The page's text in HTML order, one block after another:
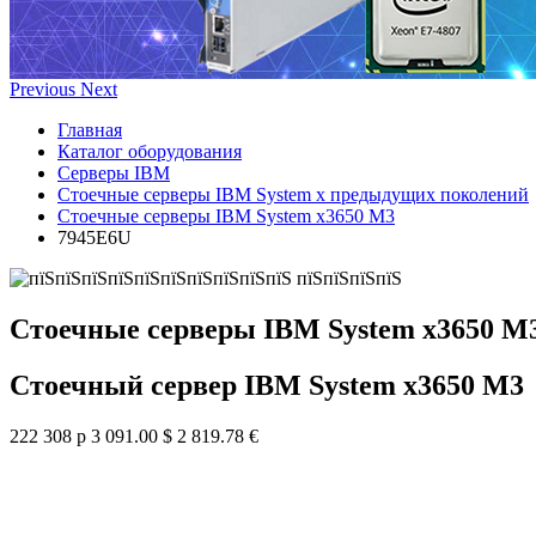
Previous Next
Главная
Каталог оборудования
Серверы IBM
Стоечные серверы IBM System x предыдущих поколений
Стоечные серверы IBM System x3650 M3
7945E6U
Стоечные серверы IBM System x3650
Стоечный сервер IBM System x3650 M3
222 308 р 3 091.00 $ 2 819.78 €